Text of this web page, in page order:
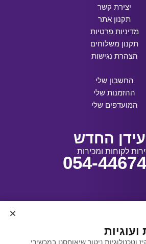
יצירת קשר
תקנון אתר
מדיניות פרטיות
תקנון משלוחים
הצהרת נגישות
החשבון שלי
ההזמנות שלי
המועדפים שלי
החדש
לקוחות ומכירות
054-
ועוגיות
ניטור שיאוחסנו במכשירי